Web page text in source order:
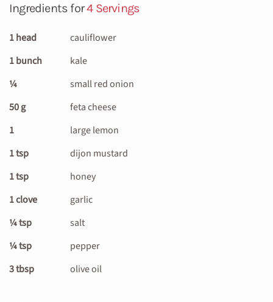
Ingredients for4 Servings
1 head
cauliflower
1 bunch
kale
¼
small red onion
50 g
feta cheese
1
large lemon
1 tsp
dijon mustard
1 tsp
honey
1 clove
garlic
¼ tsp
salt
¼ tsp
pepper
3 tbsp
olive oil